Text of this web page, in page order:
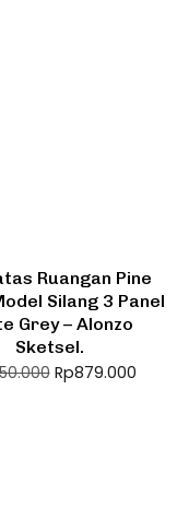
Ruangan Pine
Silang 3 Panel
Grey – Alonzo
Sketsel.
Rp879.000